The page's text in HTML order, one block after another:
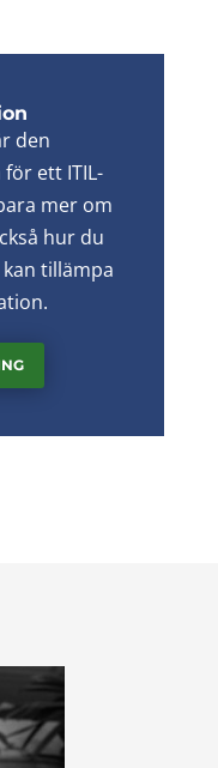
den
ett ITIL-
mer om
hur du
tillämpa